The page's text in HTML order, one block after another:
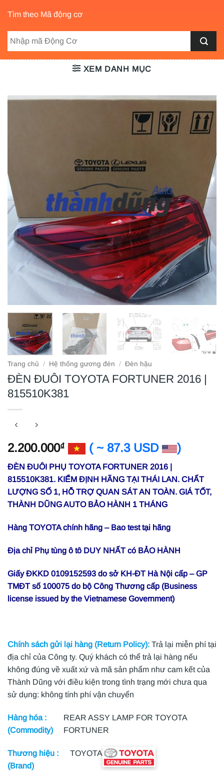
Tìm theo Mã động cơ
XEM DANH MỤC
Trang chủ / Hệ thống gương đèn / Đèn hậu
ĐÈN ĐUÔI TOYOTA FORTUNER 2016 |
815510K381
2.200.000₫ ( ~ 87.3 USD )
ĐÈN ĐUÔI PHỤ TOYOTA FORTUNER 2016 |
815510K381. KIỂM ĐỊNH HÃNG TẠI THÁI LAN. CHẤT
LƯỢNG SỐ 1, HỖ TRỢ QUAN SÁT AN TOÀN. GIÁ TỐT,
THÀNH DŨNG AUTO BẢO HÀNH 1 THÁNG
Hàng TOYOTA chính hãng – Bao test tại hãng
Địa chỉ Phụ tùng ô tô DUY NHẤT có BẢO HÀNH
Giấy ĐKKD 0109152593 do sở KH-ĐT Hà Nội cấp – GP
TMĐT số 100075 do bộ Công Thương cấp (Business
license issued by the Vietnamese Government)
Chính sách gửi lại hàng (Return Policy): Trả lại miễn phí tại
địa chỉ của Công ty. Quý khách có thể trả lại hàng nếu
không đúng về xuất xứ và mã sản phẩm như cam kết của
Thành Dũng với điều kiện trong tình trạng mới chưa qua
sử dụng: không tính phí vận chuyển
Hàng hóa :
(Commodity)
REAR ASSY LAMP FOR TOYOTA
FORTUNER
Thương hiệu :
(Brand)
TOYOTA